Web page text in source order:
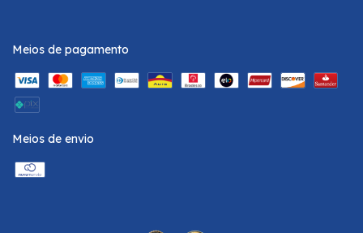
Meios de pagamento
Meios de envio